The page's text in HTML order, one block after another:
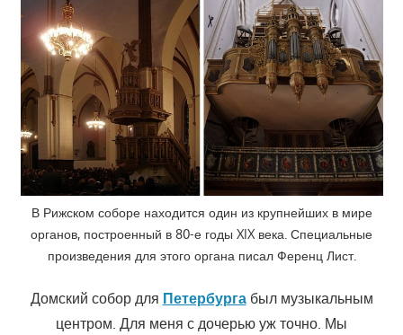
В Рижском соборе находится один из крупнейших в мире
органов, построенный в 80-е годы XIX века. Специальные
произведения для этого органа писал Ференц Лист.
Домский собор для Петербургабыл музыкальным
центром. Для меня с дочерью уж точно. Мы